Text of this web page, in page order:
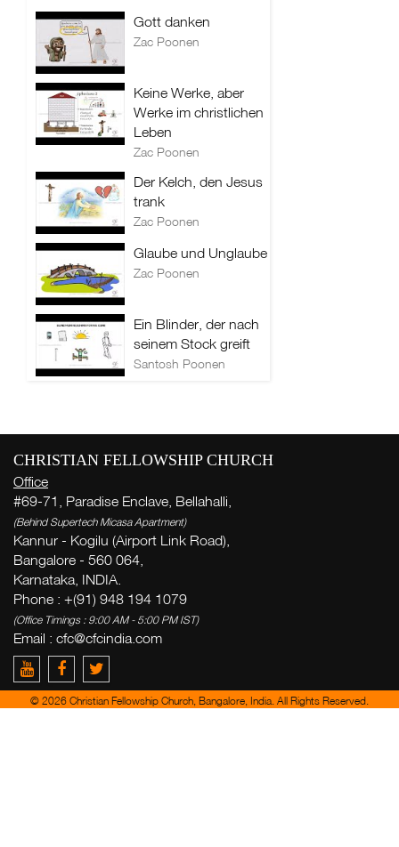
Gott danken
Zac Poonen
Keine Werke, aber
Werke im christlichen
Leben
Zac Poonen
Der Kelch, den Jesus
trank
Zac Poonen
Glaube und Unglaube
Zac Poonen
Ein Blinder, der nach
seinem Stock greift
Santosh Poonen
CHRISTIAN FELLOWSHIP CHURCH
Office
#69-71, Paradise Enclave, Bellahalli,
(Behind Supertech Micasa Apartment)
Kannur - Kogilu (Airport Link Road),
Bangalore - 560 064,
Karnataka, INDIA.
Phone : +(91) 948 194 1079
(Office Timings : 9:00 AM - 5:00 PM IST)
Email : cfc@cfcindia.com
© 2026 Christian Fellowship Church, Bangalore, India. All Rights Reserved.